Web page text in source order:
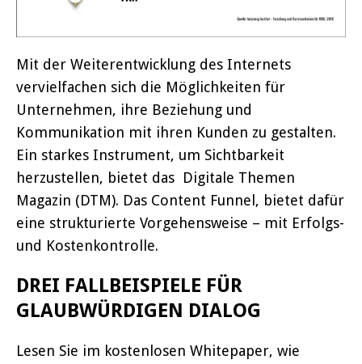
Mit der Weiterentwicklung des Internets
vervielfachen sich die Möglichkeiten für
Unternehmen, ihre Beziehung und
Kommunikation mit ihren Kunden zu gestalten.
Ein starkes Instrument, um Sichtbarkeit
herzustellen, bietet das Digitale Themen
Magazin (DTM). Das Content Funnel, bietet dafür
eine strukturierte Vorgehensweise – mit Erfolgs-
und Kostenkontrolle.
DREI FALLBEISPIELE FÜR
GLAUBWÜRDIGEN DIALOG
Lesen Sie im kostenlosen Whitepaper, wie